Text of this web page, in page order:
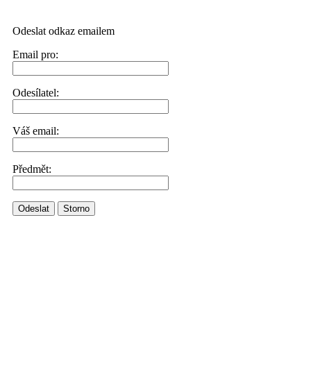
Odeslat odkaz emailem
Email pro:
Odesílatel:
Váš email:
Předmět:
Odeslat Storno